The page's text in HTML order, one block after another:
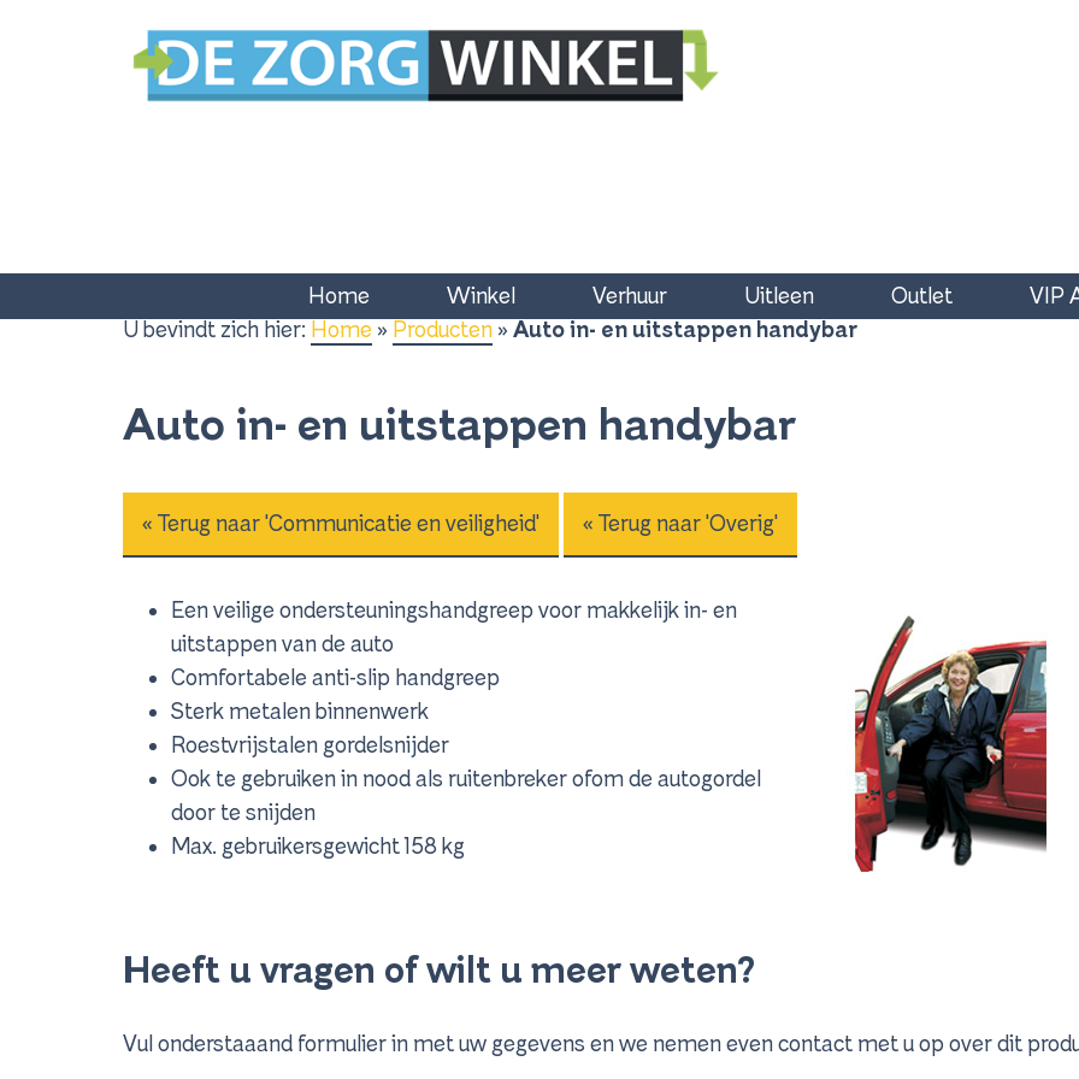
Home Winkel Verhuur Uitleen Outlet
VIP
U bevindt zich hier: Home » Producten » Auto in- en uitstappen handybar
Auto in- en uitstappen handybar
« Terug naar 'Communicatie en veiligheid' « Terug naar 'Overig'
Een veilige ondersteuningshandgreep voor makkelijk in- en
uitstappen van de auto
Comfortabele anti-slip handgreep
Sterk metalen binnenwerk
Roestvrijstalen gordelsnijder
Ook te gebruiken in nood als ruitenbreker ofom de autogordel
door te snijden
Max. gebruikersgewicht 158 kg
Heeft u vragen of wilt u meer weten?
Vul onderstaaand formulier in met uw gegevens en we nemen even contact met u op over dit